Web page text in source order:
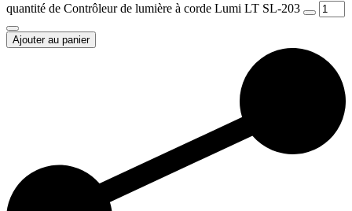
quantité de Contrôleur de lumière à corde Lumi LT SL-203
Ajouter au panier